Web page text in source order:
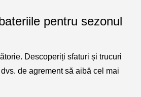
pentru sezonul
Descoperiți sfaturi și trucuri
de agrement să aibă cel mai